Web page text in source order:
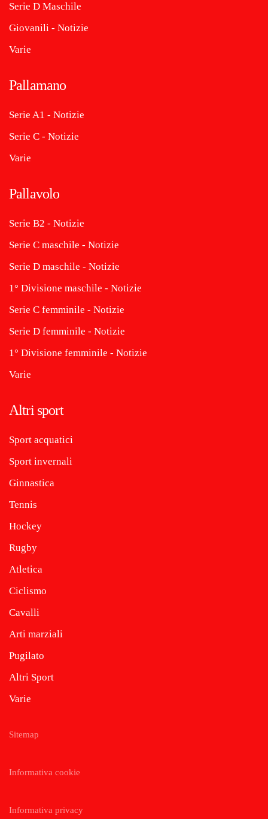
Serie D Maschile
Giovanili - Notizie
Varie
Pallamano
Serie A1 - Notizie
Serie C - Notizie
Varie
Pallavolo
Serie B2 - Notizie
Serie C maschile - Notizie
Serie D maschile - Notizie
1° Divisione maschile - Notizie
Serie C femminile - Notizie
Serie D femminile - Notizie
1° Divisione femminile - Notizie
Varie
Altri sport
Sport acquatici
Sport invernali
Ginnastica
Tennis
Hockey
Rugby
Atletica
Ciclismo
Cavalli
Arti marziali
Pugilato
Altri Sport
Varie
Sitemap
Informativa cookie
Informativa privacy